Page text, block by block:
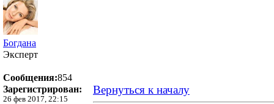
Богдана
Эксперт
Сообщения:854
Зарегистрирован:
26 фев 2017, 22:15
Вернуться к началу